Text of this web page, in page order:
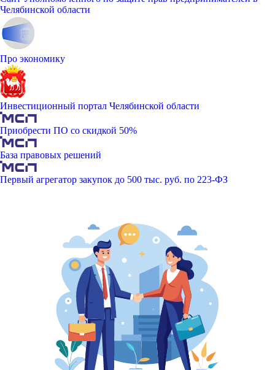
Челябинской области
Про экономику
Инвестиционный портал Челябинской области
Приобрести ПО со скидкой 50%
База правовых решений
Первый агрегатор закупок до 500 тыс. руб. по 223-ФЗ